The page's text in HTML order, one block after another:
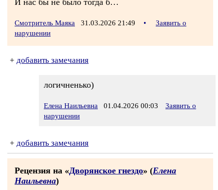
И нас бы не было тогда б…
Смотритель Маяка 31.03.2026 21:49 •
Заявить о
нарушении
+ добавить замечания
логичненько)
Елена Наильевна 01.04.2026 00:03
Заявить о
нарушении
+ добавить замечания
Рецензия на «Дворянское гнездо» (Елена
Наильевна)